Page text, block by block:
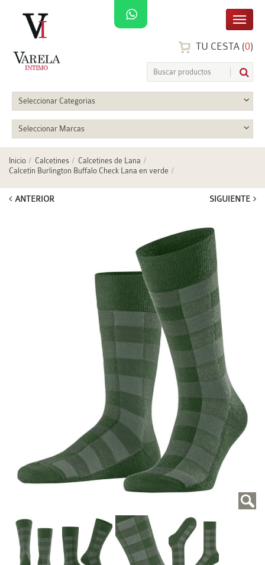
TU CESTA (0)
Seleccionar Categorias
Seleccionar Marcas
Inicio Calcetines
Calcetines de Lana
Calcetín Burlington Buffalo Check Lana en verde
ANTERIOR SIGUIENTE